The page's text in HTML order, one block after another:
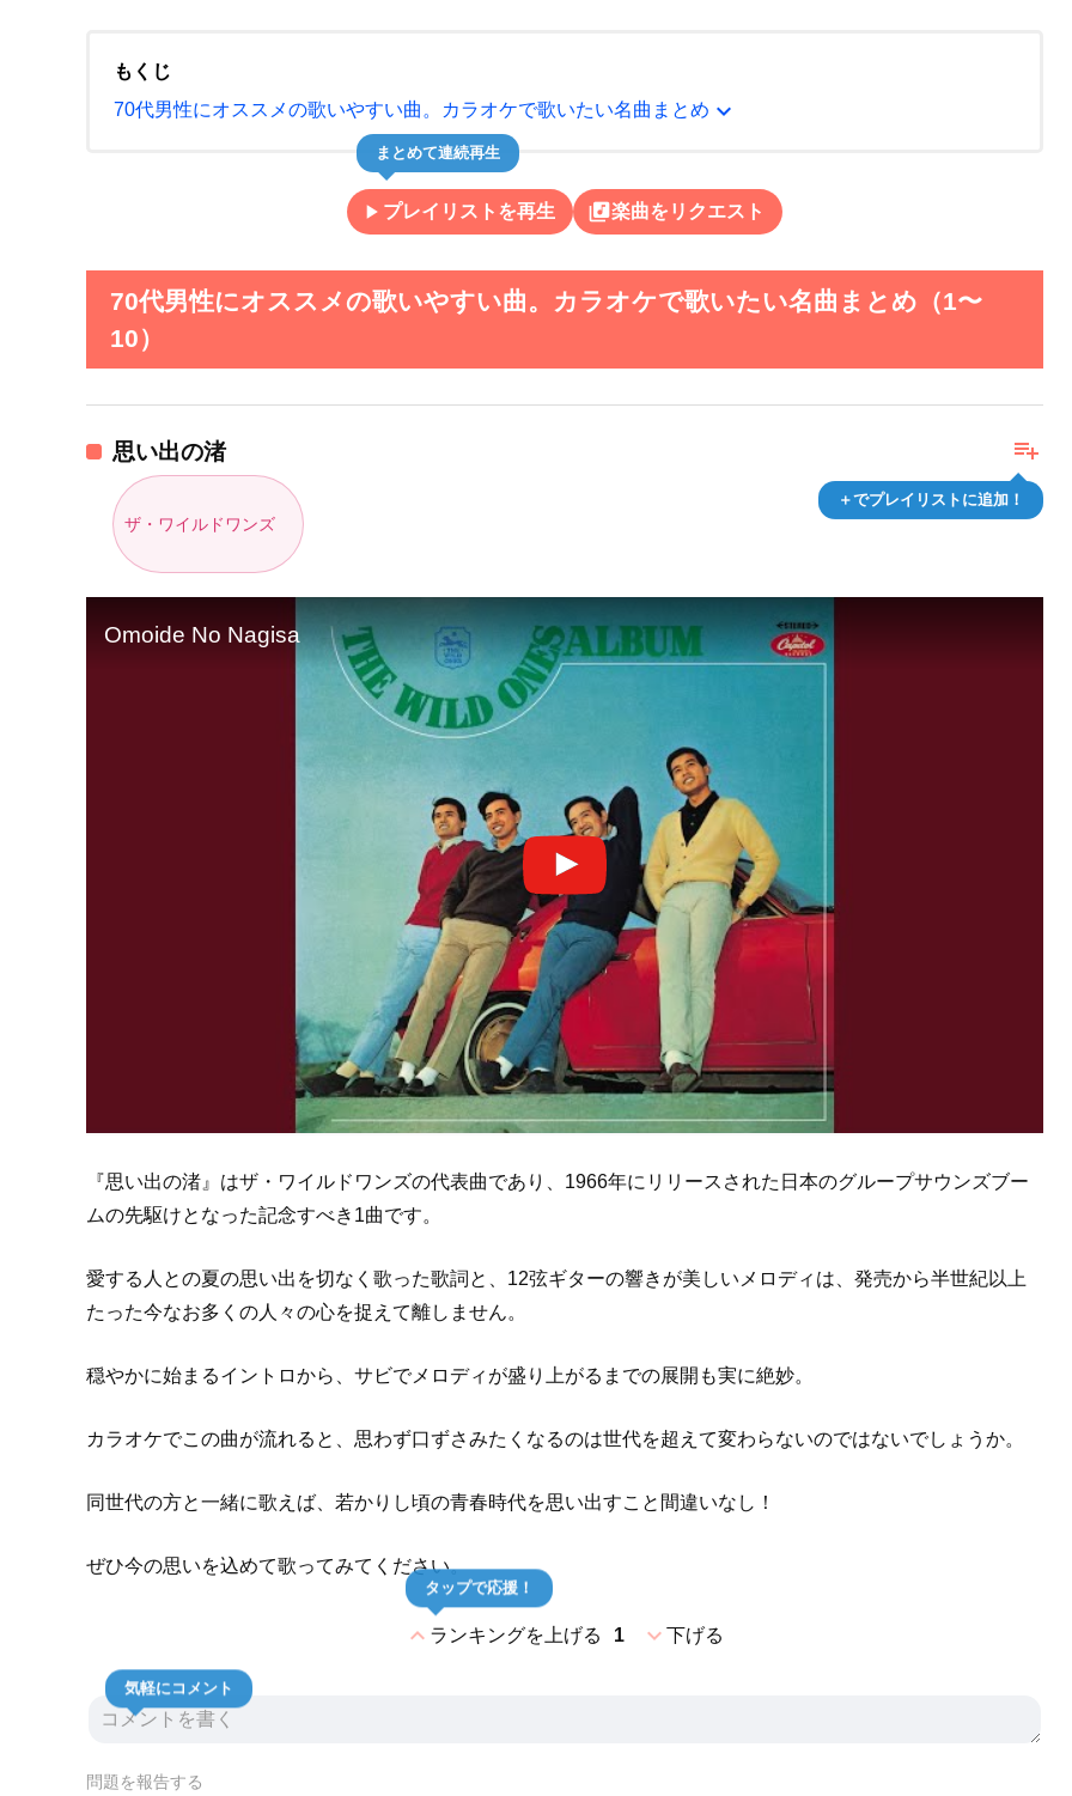
もくじ
70代男性にオススメの歌いやすい曲。カラオケで歌いたい名曲まとめ expand_more
play_arrow プレイリストを再生
まとめて連続再生
library_music楽曲をリクエスト
70代男性にオススメの歌いやすい曲。カラオケで歌いたい名曲まとめ（1〜
10）
playlist_add
＋でプレイリストに追加！
思い出の渚
ザ・ワイルドワンズ
Omoide No Nagisa
『思い出の渚』はザ・ワイルドワンズの代表曲であり、1966年にリリースされた日本のグループサウンズブー
ムの先駆けとなった記念すべき1曲です。
愛する人との夏の思い出を切なく歌った歌詞と、12弦ギターの響きが美しいメロディは、発売から半世紀以上
たった今なお多くの人々の心を捉えて離しません。
穏やかに始まるイントロから、サビでメロディが盛り上がるまでの展開も実に絶妙。
カラオケでこの曲が流れると、思わず口ずさみたくなるのは世代を超えて変わらないのではないでしょうか。
同世代の方と一緒に歌えば、若かりし頃の青春時代を思い出すこと間違いなし！
ぜひ今の思いを込めて歌ってみてください。
expand_lessランキングを上げる 1
タップで応援！
expand_more下げる
気軽にコメント
問題を報告する